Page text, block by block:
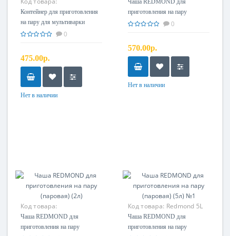
Контейнер для приготовления
на пару для мультиварки
REDMOND RMC-M10
0
475.00р.
Нет в наличии
Чаша REDMOND для
приготовления на пару
(паровая) (5л) №2
0
570.00р.
Нет в наличии
Код товара:
Чаша REDMOND для
приготовления на пару
Код товара: Redmond 5L
#1
Чаша REDMOND для
приготовления на пару